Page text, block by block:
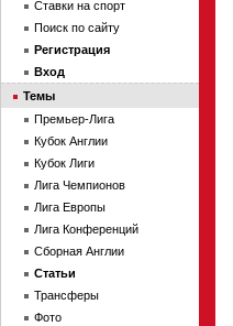
Ставки на спорт
Поиск по сайту
Регистрация
Вход
Темы
Премьер-Лига
Кубок Англии
Кубок Лиги
Лига Чемпионов
Лига Европы
Лига Конференций
Сборная Англии
Статьи
Трансферы
Фото